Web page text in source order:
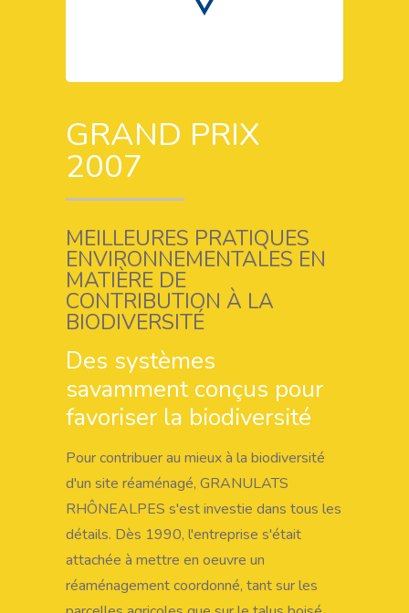
GRAND PRIX
2007
MEILLEURES PRATIQUES
ENVIRONNEMENTALES EN
MATIÈRE DE
CONTRIBUTION À LA
BIODIVERSITÉ
Des systèmes
savamment conçus pour
favoriser la biodiversité
Pour contribuer au mieux à la biodiversité
d'un site réaménagé, GRANULATS
RHÔNEALPES s'est investie dans tous les
détails. Dès 1990, l'entreprise s'était
attachée à mettre en oeuvre un
réaménagement coordonné, tant sur les